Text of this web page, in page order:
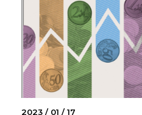
2023 / 01 / 17